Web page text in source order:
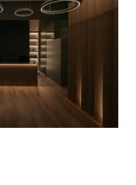
Magnetic